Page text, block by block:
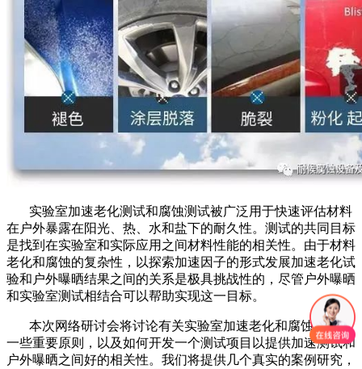
实验室加速老化测试和腐蚀测试被广泛用于快速评估材料
在户外暴露在阳光、热、水和盐下的耐久性。测试的共同目标
是找到在实验室和实际应用之间材料性能的相关性。由于材料
老化和腐蚀的复杂性，以探索加速因子的形式发展加速老化试
验和户外曝晒结果之间的关系是极具挑战性的，尽管户外曝晒
和实验室测试相结合可以帮助实现这一目标。
本次网络研讨会将讨论有关实验室加速老化和腐蚀测试的
一些重要原则，以及如何开发一个测试项目以提供加速测试和
户外曝晒之间好的相关性。我们将提供几个真实的案例研究，